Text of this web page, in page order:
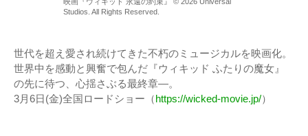
映画『ウィキッド 永遠の約束』 © 2026 Universal
Studios. All Rights Reserved.
世代を超え愛され続けてきた不朽のミュージカルを映画化。
世界中を感動と興奮で包んだ『ウィキッド ふたりの魔女』
の先に待つ、心揺さぶる最終章―。
3月6日(金)全国ロードショー（ https://wicked-movie.jp/）